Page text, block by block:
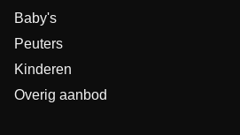
Baby's
Peuters
Kinderen
Overig aanbod